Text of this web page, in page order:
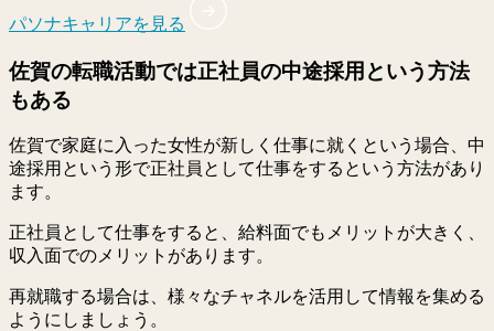
パソナキャリアを見る
佐賀の転職活動では正社員の中途採用という方法
もある
佐賀で家庭に入った女性が新しく仕事に就くという場合、中
途採用という形で正社員として仕事をするという方法があり
ます。
正社員として仕事をすると、給料面でもメリットが大きく、
収入面でのメリットがあります。
再就職する場合は、様々なチャネルを活用して情報を集める
ようにしましょう。